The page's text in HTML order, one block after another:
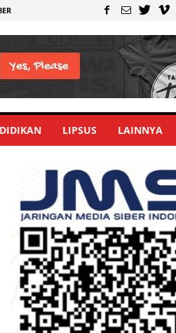
LIPSUS LAINNYA